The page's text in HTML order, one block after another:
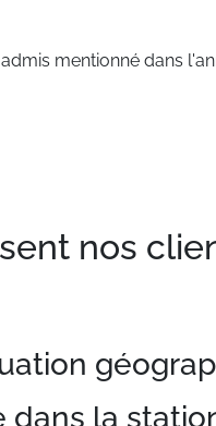
mentionné dans
nos
dans la